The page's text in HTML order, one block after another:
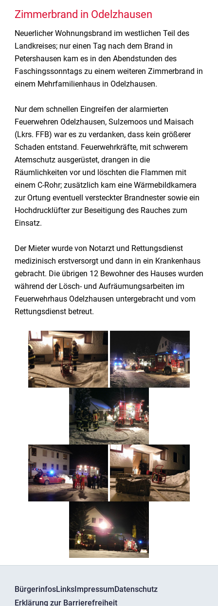
Zimmerbrand in Odelzhausen
Neuerlicher Wohnungsbrand im westlichen Teil des
Landkreises; nur einen Tag nach dem Brand in
Petershausen kam es in den Abendstunden des
Faschingssonntags zu einem weiteren Zimmerbrand in
einem Mehrfamilienhaus in Odelzhausen.
Nur dem schnellen Eingreifen der alarmierten
Feuerwehren Odelzhausen, Sulzemoos und Maisach
(Lkrs. FFB) war es zu verdanken, dass kein größerer
Schaden entstand. Feuerwehrkräfte, mit schwerem
Atemschutz ausgerüstet, drangen in die
Räumlichkeiten vor und löschten die Flammen mit
einem C-Rohr; zusätzlich kam eine Wärmebildkamera
zur Ortung eventuell versteckter Brandnester sowie ein
Hochdrucklüfter zur Beseitigung des Rauches zum
Einsatz.
Der Mieter wurde von Notarzt und Rettungsdienst
medizinisch erstversorgt und dann in ein Krankenhaus
gebracht. Die übrigen 12 Bewohner des Hauses wurden
während der Lösch- und Aufräumungsarbeiten im
Feuerwehrhaus Odelzhausen untergebracht und vom
Rettungsdienst betreut.
BürgerinfosLinks Impressum Datenschutz
Erklärung zur Barrierefreiheit